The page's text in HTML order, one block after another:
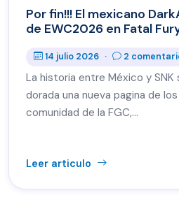
Por fin!!! El mexicano
de EWC2026 en Fatal
14 julio 2026 · 2
La historia entre México y SNK
dorada una nueva pagina de
comunidad de la FGC,…
Leer articulo